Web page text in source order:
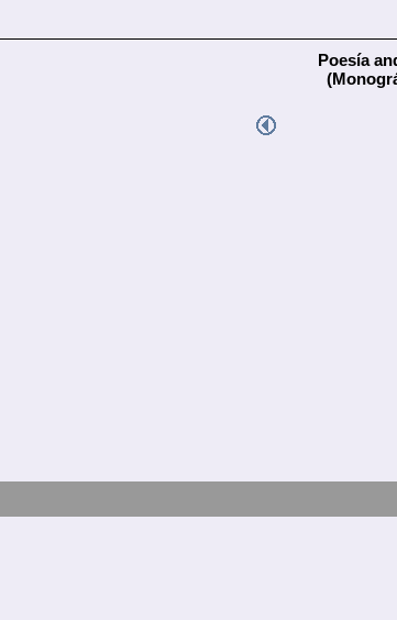
Poesía